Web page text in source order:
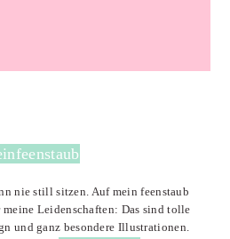
nie still sitzen. Auf mein feenstaub
Leidenschaften: Das sind tolle
und ganz besondere Illustrationen.